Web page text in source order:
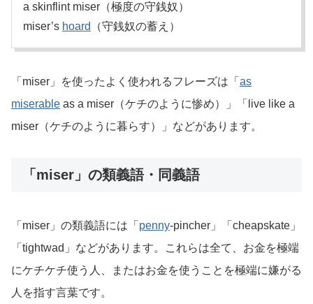
a skinflint miser（極度の守銭奴）
miser’s hoard （守銭奴の蓄え）
「miser」を使ったよく使われるフレーズは「 as
miserable as a miser（ケチのように惨め）」「live like a
miser（ケチのように暮らす）」などがあります。
「miser」の類義語・同義語
「miser」の類義語には「 penny-pincher」「cheapskate」
「tightwad」などがあります。これらは全て、お金を極端
にケチケチ使う人、またはお金を使うことを極端に嫌がる
人を指す言葉です。